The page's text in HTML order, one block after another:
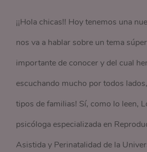
¡¡Hola chicas!! Hoy tenemos una
nos va a hablar sobre un tema
importante de conocer y del cual
escuchando mucho por todos
tipos de familias! Sí, como lo leen,
psicóloga especializada en
Asistida y Perinatalidad de la